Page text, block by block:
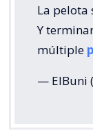
La pelota
Y
múltiple
— ElBuni